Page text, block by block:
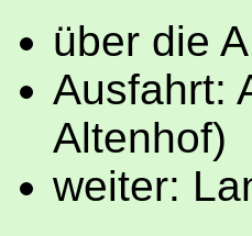
über die
Ausfahrt:
Altenhof)
weiter: